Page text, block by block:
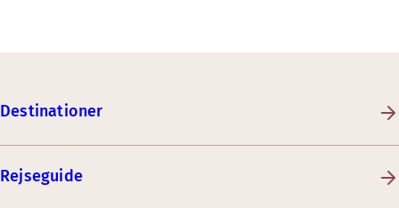
Destinationer
Rejseguide